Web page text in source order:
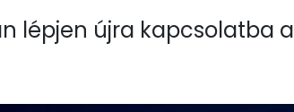
lépjen újra kapcsolatba